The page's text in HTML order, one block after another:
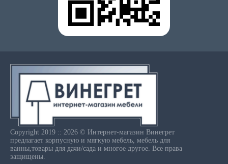
Copyright 2019 :: 2026 © Интернет-магазин Винегрет
предлагает корпусную и мягкую мебель, мебель для
ванны,товары для дачи/сада и многое другое. Все права
защищены.